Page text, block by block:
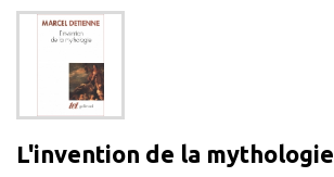
L'invention de la mythologie